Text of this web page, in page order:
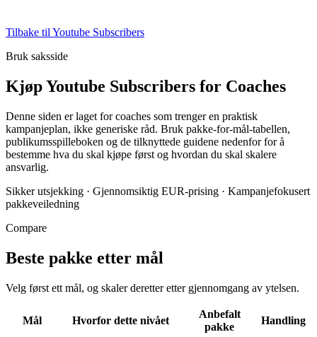
Tilbake til Youtube Subscribers
Bruk saksside
Kjøp Youtube Subscribers for Coaches
Denne siden er laget for coaches som trenger en praktisk
kampanjeplan, ikke generiske råd. Bruk pakke-for-mål-tabellen,
publikumsspilleboken og de tilknyttede guidene nedenfor for å
bestemme hva du skal kjøpe først og hvordan du skal skalere
ansvarlig.
Sikker utsjekking · Gjennomsiktig EUR-prising · Kampanjefokusert
pakkeveiledning
Compare
Beste pakke etter mål
Velg først ett mål, og skaler deretter etter gjennomgang av ytelsen.
Mål Hvorfor dette nivået
Anbefalt
pakke
Handling